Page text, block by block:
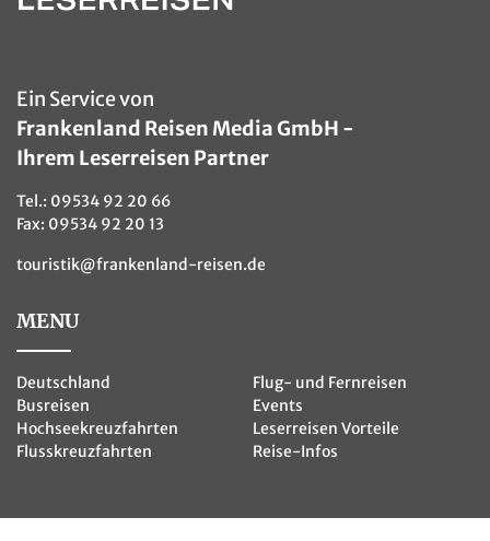
Ein Service von
Frankenland Reisen Media GmbH -
Ihrem Leserreisen Partner
Tel.: 09534 92 20 66
Fax: 09534 92 20 13
touristik@frankenland-reisen.de
MENU
Deutschland
Busreisen
Hochseekreuzfahrten
Flusskreuzfahrten
Flug- und Fernreisen
Events
Leserreisen Vorteile
Reise-Infos